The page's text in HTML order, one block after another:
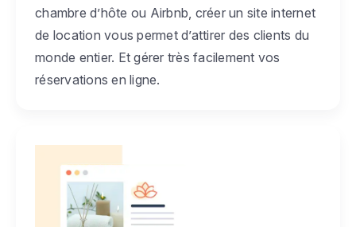
chambre d’hôte ou Airbnb, créer un site internet
de location vous permet d’attirer des clients du
monde entier. Et gérer très facilement vos
réservations en ligne.